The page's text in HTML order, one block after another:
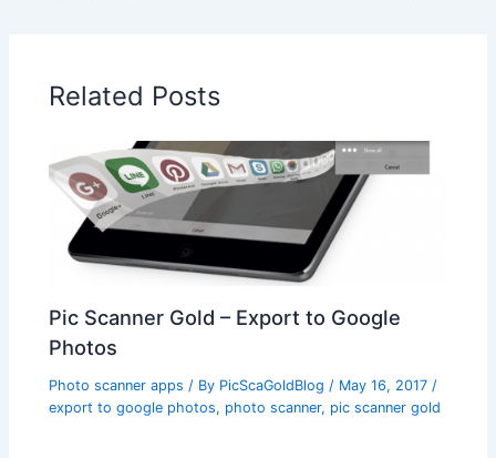
Related Posts
Pic Scanner Gold – Export to Google
Photos
Photo scanner apps / By PicScaGoldBlog / May 16, 2017 /
export to google photos, photo scanner, pic scanner gold